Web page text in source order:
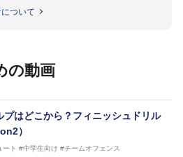
・各地講習会なども担当しており、「は
籍・DVDも監修しています。
ナショナルキャンプヘッドコーチ
ショナルキャンプヘッドコーチ
日本代表サポートコーチ
ショナルキャンプヘッドコーチ
ついて
の動画
プはどこから？フィニッシュドリル
）
ート #中学生向け #チームオフェンス